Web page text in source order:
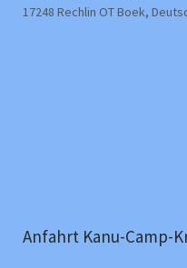
17248 Rechlin OT Boek,
Anfahrt Kanu-Camp-